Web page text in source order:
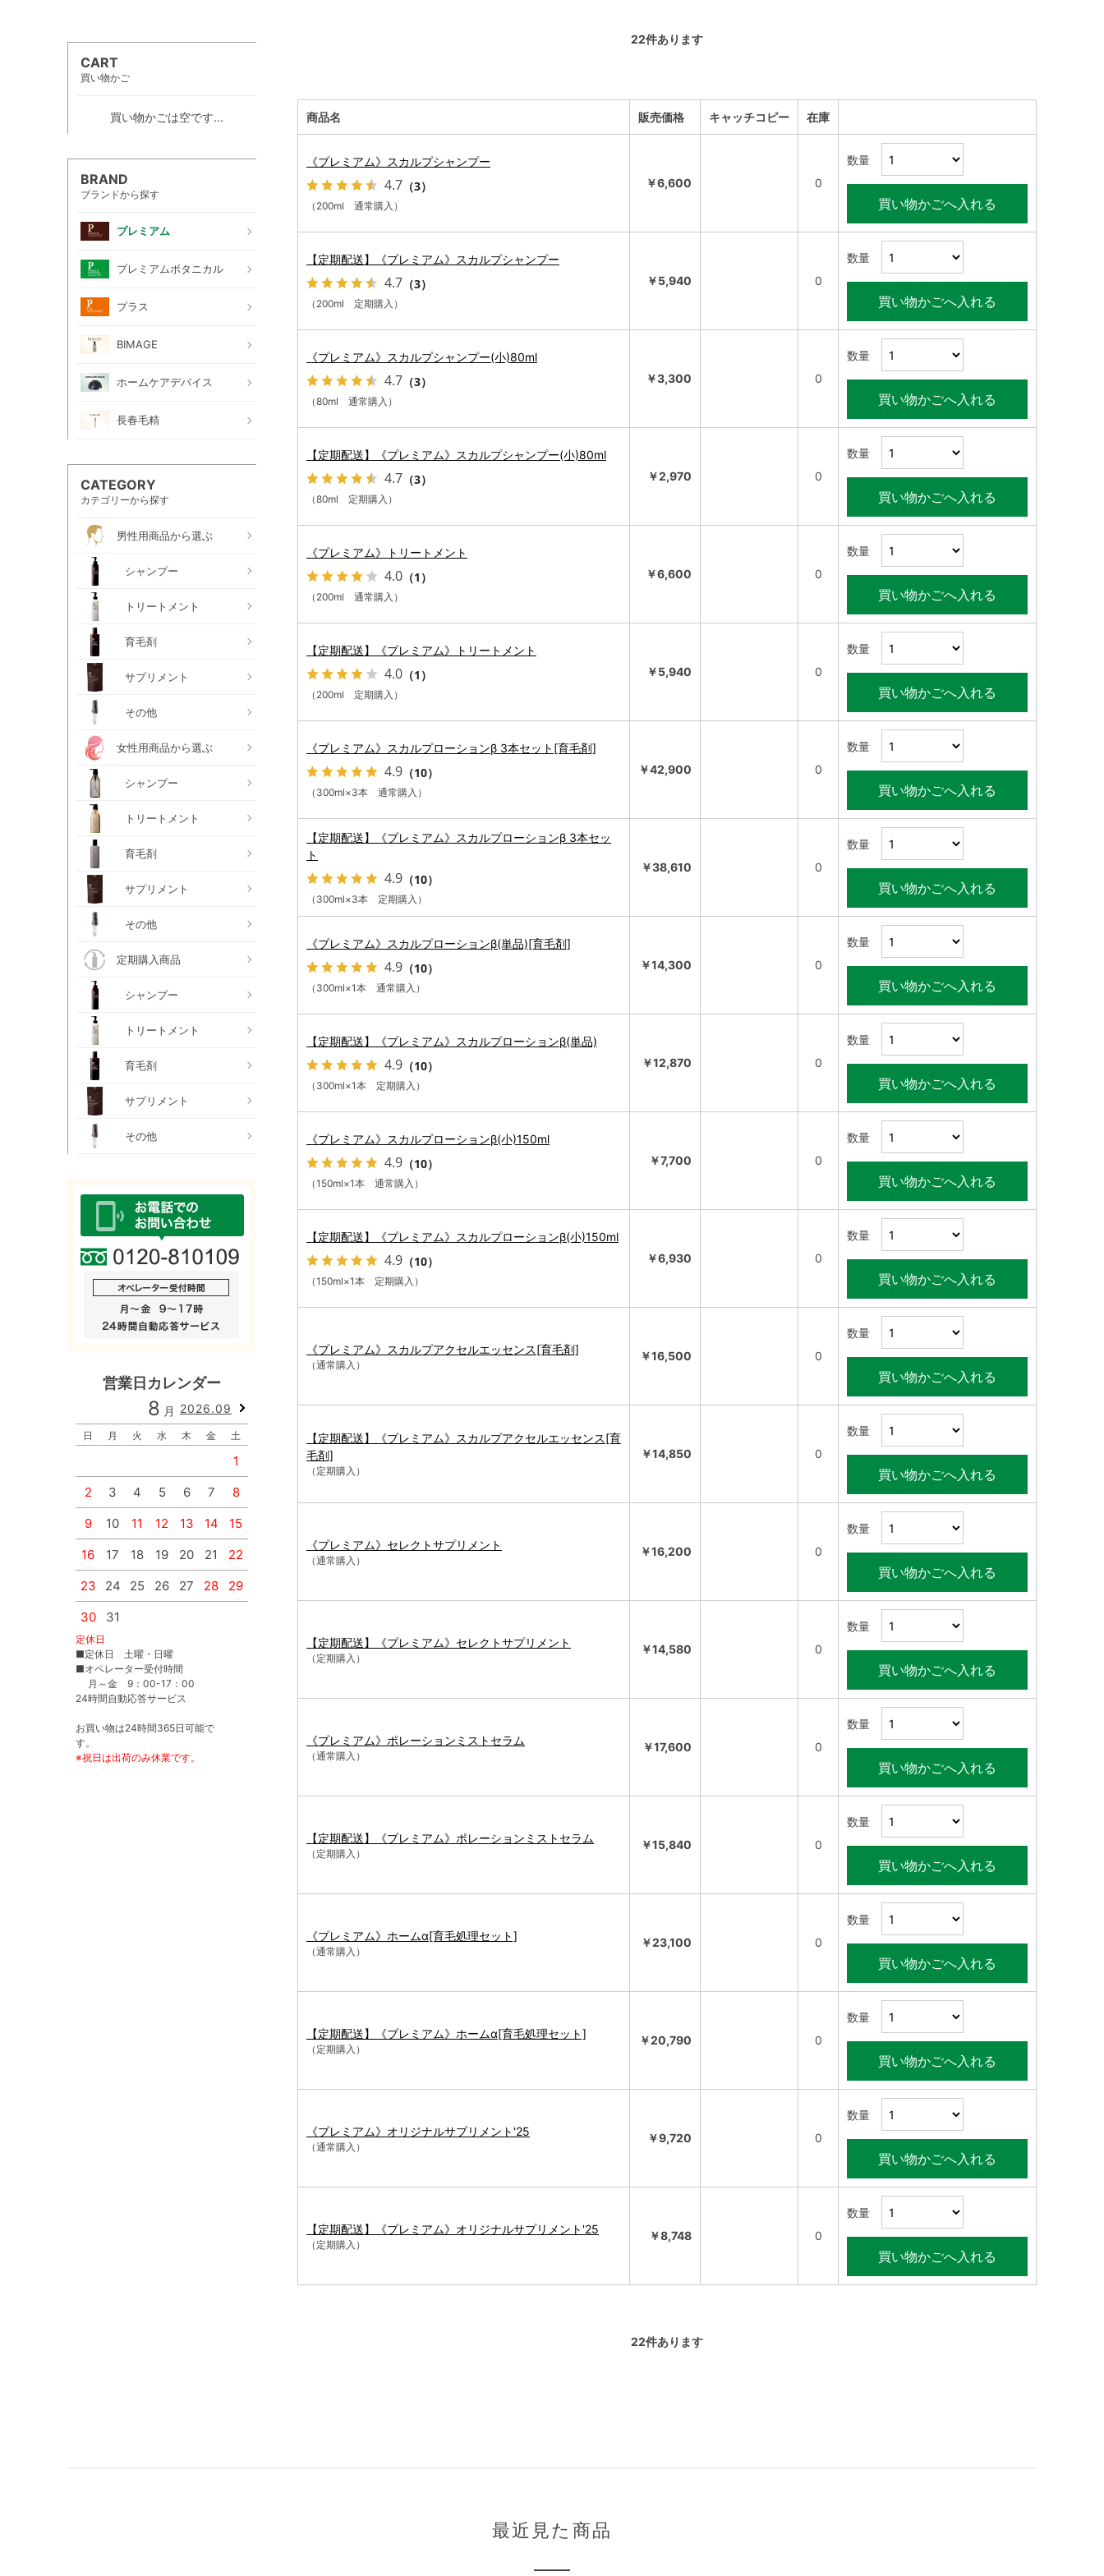
CART
買い物かご
買い物かごは空です...
BRAND
ブランドから探す
プレミアム
プレミアムボタニカル
プラス
BIMAGE
ホームケアデバイス
長春毛精
CATEGORY
カテゴリーから探す
男性用商品から選ぶ
シャンプー
トリートメント
育毛剤
サプリメント
その他
女性用商品から選ぶ
シャンプー
トリートメント
育毛剤
サプリメント
その他
定期購入商品
シャンプー
トリートメント
育毛剤
サプリメント
その他
営業日カレンダー
8 月 2026.09
日 月 火 水 木 金 土
1
2
3 4 5 6 7
8
9
10 11 12 13 14
15
16
17 18 19 20 21
22
23
24 25 26 27 28
29
30
31
9 2026.10
火 水 金 土
1
21 22 23 24 25
26
10 2026.11
日 月 火 水 木 金 土
18
19
定休日
■定休日 土曜・日曜
■オペレーター受付時間
月～金 9：00-17：00
24時間自動応答サービス
お買い物は24時間365日可能で
す。
※祝日は出荷のみ休業です。
22件あります
商品名 販売価格 キャッチコピー 在庫
《プレミアム》スカルプシャンプー
4.7 （3）
（200ml 通常購入）
￥6,600 0
数量
買い物かごへ入れる
【定期配送】《プレミアム》スカルプシャンプー
4.7 （3）
（200ml 定期購入）
￥5,940 0
数量
買い物かごへ入れる
《プレミアム》スカルプシャンプー(小)80ml
4.7 （3）
（80ml 通常購入）
￥3,300 0
数量
買い物かごへ入れる
【定期配送】《プレミアム》スカルプシャンプー(小)80ml
4.7 （3）
（80ml 定期購入）
￥2,970 0
数量
買い物かごへ入れる
《プレミアム》トリートメント
4.0 （1）
（200ml 通常購入）
￥6,600 0
数量
買い物かごへ入れる
【定期配送】《プレミアム》トリートメント
4.0 （1）
（200ml 定期購入）
￥5,940 0
数量
買い物かごへ入れる
《プレミアム》スカルプローションβ 3本セット[育毛剤]
4.9 （10）
（300ml×3本 通常購入）
￥42,900 0
数量
買い物かごへ入れる
【定期配送】《プレミアム》スカルプローションβ 3本セッ
ト
4.9 （10）
（300ml×3本 定期購入）
￥38,610 0
数量
買い物かごへ入れる
《プレミアム》スカルプローションβ(単品)[育毛剤]
4.9 （10）
（300ml×1本 通常購入）
￥14,300 0
数量
買い物かごへ入れる
【定期配送】《プレミアム》スカルプローションβ(単品)
4.9 （10）
（300ml×1本 定期購入）
￥12,870 0
数量
買い物かごへ入れる
《プレミアム》スカルプローションβ(小)150ml
4.9 （10）
（150ml×1本 通常購入）
￥7,700 0
数量
買い物かごへ入れる
【定期配送】《プレミアム》スカルプローションβ(小)150ml
4.9 （10）
（150ml×1本 定期購入）
￥6,930 0
数量
買い物かごへ入れる
《プレミアム》スカルプアクセルエッセンス[育毛剤]
（通常購入）
￥16,500 0
数量
買い物かごへ入れる
【定期配送】《プレミアム》スカルプアクセルエッセンス[育
毛剤]
（定期購入）
￥14,850 0
数量
買い物かごへ入れる
《プレミアム》セレクトサプリメント
（通常購入）
￥16,200 0
数量
買い物かごへ入れる
【定期配送】《プレミアム》セレクトサプリメント
（定期購入）
￥14,580 0
数量
買い物かごへ入れる
《プレミアム》ポレーションミストセラム
（通常購入）
￥17,600 0
数量
買い物かごへ入れる
【定期配送】《プレミアム》ポレーションミストセラム
（定期購入）
￥15,840 0
数量
買い物かごへ入れる
《プレミアム》ホームα[育毛処理セット]
（通常購入）
￥23,100 0
数量
買い物かごへ入れる
【定期配送】《プレミアム》ホームα[育毛処理セット]
（定期購入）
￥20,790 0
数量
買い物かごへ入れる
《プレミアム》オリジナルサプリメント'25
（通常購入）
￥9,720 0
数量
買い物かごへ入れる
【定期配送】《プレミアム》オリジナルサプリメント'25
（定期購入）
￥8,748 0
数量
買い物かごへ入れる
22件あります
最近見た商品